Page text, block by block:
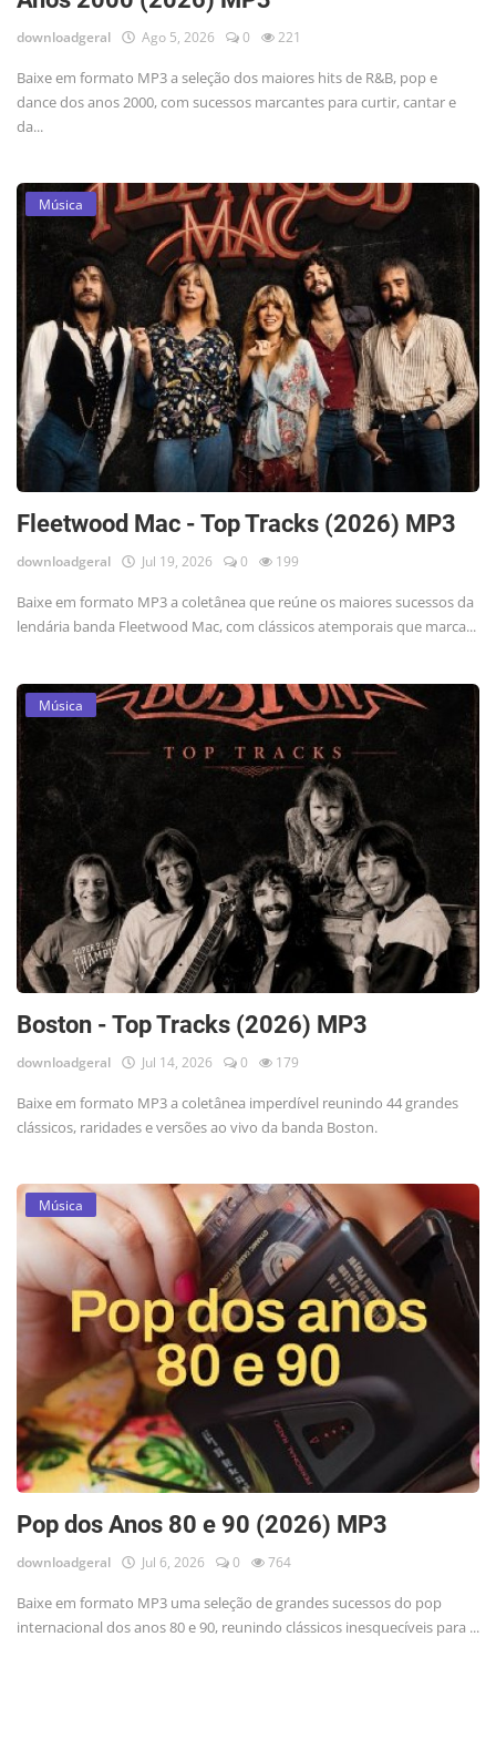
downloadgeral Ago 5, 2026 0 221
Baixe em formato MP3 a seleção dos maiores hits de R&B, pop e
dance dos anos 2000, com sucessos marcantes para curtir, cantar e
da...
Música
Fleetwood Mac - Top Tracks (2026) MP3
downloadgeral Jul 19, 2026 0 199
Baixe em formato MP3 a coletânea que reúne os maiores sucessos da
lendária banda Fleetwood Mac, com clássicos atemporais que marca...
Música
Boston - Top Tracks (2026) MP3
downloadgeral Jul 14, 2026 0 179
Baixe em formato MP3 a coletânea imperdível reunindo 44 grandes
clássicos, raridades e versões ao vivo da banda Boston.
Música
Pop dos Anos 80 e 90 (2026) MP3
downloadgeral Jul 6, 2026 0 764
Baixe em formato MP3 uma seleção de grandes sucessos do pop
internacional dos anos 80 e 90, reunindo clássicos inesquecíveis para ...